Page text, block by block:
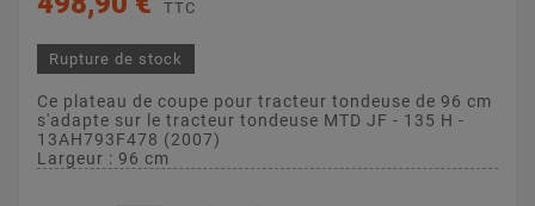
TTC
Rupture de stock
Ce plateau de coupe pour tracteur tondeuse de 96 cm
s'adapte sur le tracteur tondeuse MTD JF - 135 H -
13AH793F478 (2007)
Largeur : 96 cm